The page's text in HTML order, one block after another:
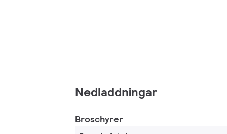
Nedladdningar
Broschyrer